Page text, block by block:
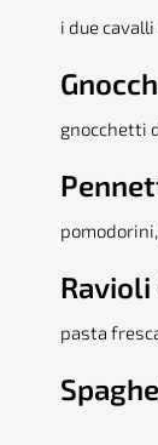
i due
gnocchetti
Ravioli
pasta